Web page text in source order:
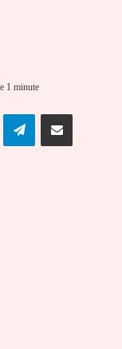
1 minute
TelegramPartager par email